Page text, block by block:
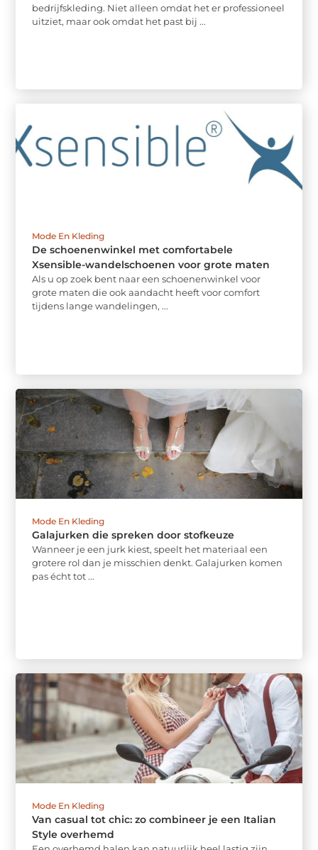
bedrijfskleding. Niet alleen omdat het er professioneel
uitziet, maar ook omdat het past bij ...
Mode En Kleding
De schoenenwinkel met comfortabele
Xsensible-wandelschoenen voor grote maten
Als u op zoek bent naar een schoenenwinkel voor
grote maten die ook aandacht heeft voor comfort
tijdens lange wandelingen, ...
Mode En Kleding
Galajurken die spreken door stofkeuze
Wanneer je een jurk kiest, speelt het materiaal een
grotere rol dan je misschien denkt. Galajurken komen
pas écht tot ...
Mode En Kleding
Van casual tot chic: zo combineer je een Italian
Style overhemd